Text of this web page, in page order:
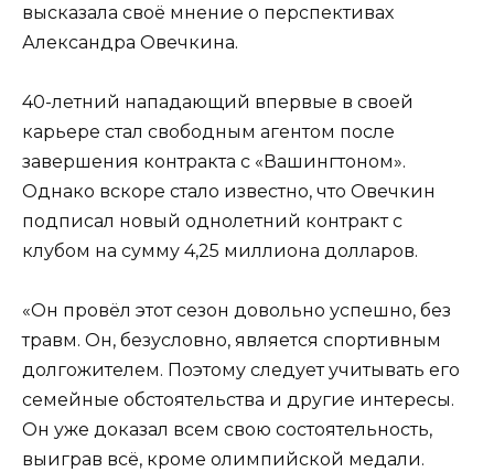
высказала своё мнение о перспективах
Александра Овечкина.
40-летний нападающий впервые в своей
карьере стал свободным агентом после
завершения контракта с «Вашингтоном».
Однако вскоре стало известно, что Овечкин
подписал новый однолетний контракт с
клубом на сумму 4,25 миллиона долларов.
«Он провёл этот сезон довольно успешно, без
травм. Он, безусловно, является спортивным
долгожителем. Поэтому следует учитывать его
семейные обстоятельства и другие интересы.
Он уже доказал всем свою состоятельность,
выиграв всё, кроме олимпийской медали.